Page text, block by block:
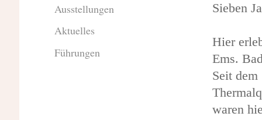
Sieben
Hier
Ems.
Seit dem
waren
Ausstellungen
Aktuelles
Führungen